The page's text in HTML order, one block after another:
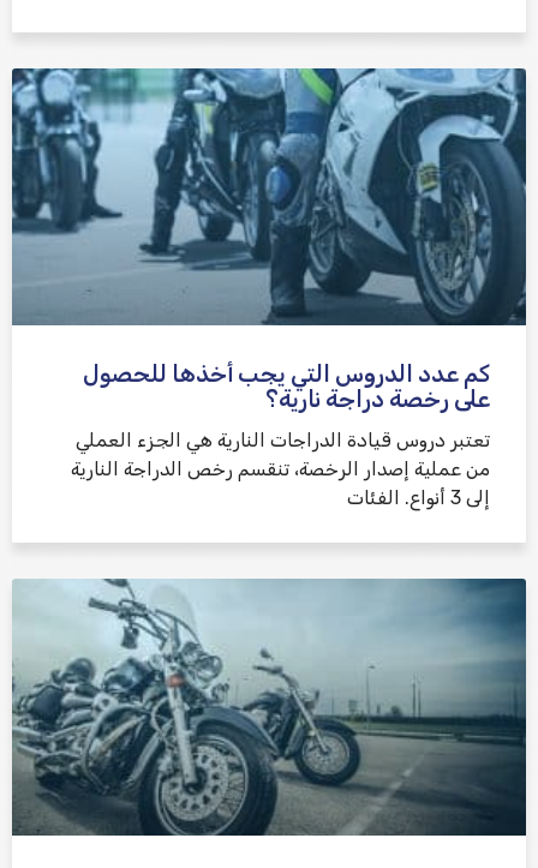
كم عدد الدروس التي يجب أخذها للحصول
على رخصة دراجة نارية؟
تعتبر دروس قيادة الدراجات النارية هي الجزء العملي
من عملية إصدار الرخصة، تنقسم رخص الدراجة النارية
إلى 3 أنواع. الفئات